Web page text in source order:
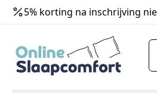
5% korting na inschrijving